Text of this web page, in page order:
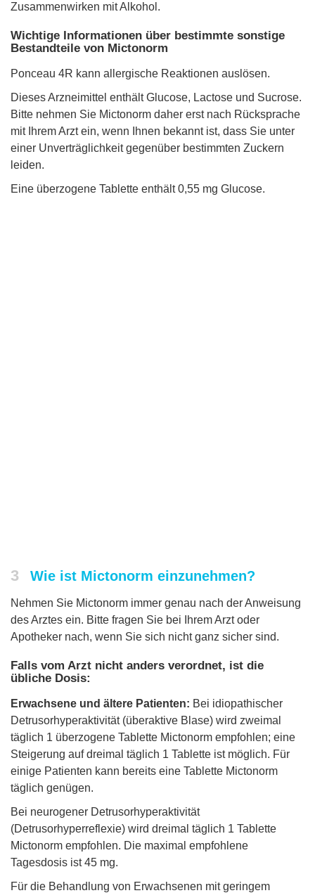
Zusammenwirken mit Alkohol.
Wichtige Informationen über bestimmte sonstige
Bestandteile von Mictonorm
Ponceau 4R kann allergische Reaktionen auslösen.
Dieses Arzneimittel enthält Glucose, Lactose und Sucrose.
Bitte nehmen Sie Mictonorm daher erst nach Rücksprache
mit Ihrem Arzt ein, wenn Ihnen bekannt ist, dass Sie unter
einer Unverträglichkeit gegenüber bestimmten Zuckern
leiden.
Eine überzogene Tablette enthält 0,55 mg Glucose.
3 Wie ist Mictonorm einzunehmen?
Nehmen Sie Mictonorm immer genau nach der Anweisung
des Arztes ein. Bitte fragen Sie bei Ihrem Arzt oder
Apotheker nach, wenn Sie sich nicht ganz sicher sind.
Falls vom Arzt nicht anders verordnet, ist die
übliche Dosis:
Erwachsene und ältere Patienten: Bei idiopathischer
Detrusorhyperaktivität (überaktive Blase) wird zweimal
täglich 1 überzogene Tablette Mictonorm empfohlen; eine
Steigerung auf dreimal täglich 1 Tablette ist möglich. Für
einige Patienten kann bereits eine Tablette Mictonorm
täglich genügen.
Bei neurogener Detrusorhyperaktivität
(Detrusorhyperreflexie) wird dreimal täglich 1 Tablette
Mictonorm empfohlen. Die maximal empfohlene
Tagesdosis ist 45 mg.
Für die Behandlung von Erwachsenen mit geringem